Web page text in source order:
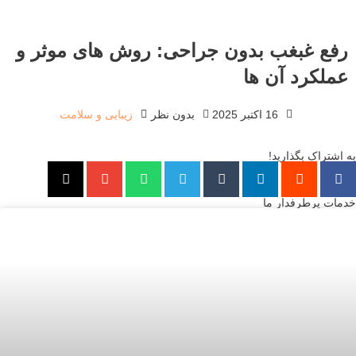
رفع غبغب بدون جراحی: روش های موثر و
عملکرد آن ها
16 اکتبر 2025 بدون نظر زیبایی و سلامت
به اشتراک بگذارید!
خدمات پرطرفدار ما